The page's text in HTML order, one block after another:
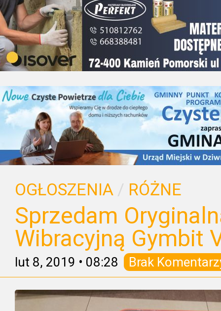
OGŁOSZENIA / RÓŻNE
Sprzedam
Wibracyjną Gymbit
lut 8, 2019 • 08:28 Brak